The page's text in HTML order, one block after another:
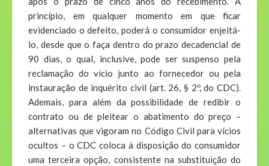
princípio, em qualquer momento em que ficar
evidenciado o defeito, poderá o consumidor enjeitá-
lo, desde que o faça dentro do prazo decadencial de
90 dias, o qual, inclusive, pode ser suspenso pela
reclamação do vício junto ao fornecedor ou pela
instauração de inquérito civil (art. 26, § 2º, do CDC).
Ademais, para além da possibilidade de redibir o
contrato ou de pleitear o abatimento do preço –
alternativas que vigoram no Código Civil para vícios
ocultos – o CDC coloca à disposição do consumidor
uma terceira opção, consistente na substituição do